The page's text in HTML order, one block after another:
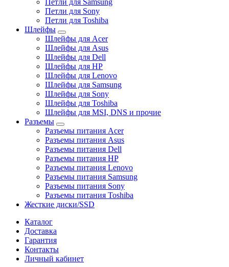
Петли для Sony
Петли для Toshiba
Шлейфы
Шлейфы для Acer
Шлейфы для Asus
Шлейфы для Dell
Шлейфы для HP
Шлейфы для Lenovo
Шлейфы для Samsung
Шлейфы для Sony
Шлейфы для Toshiba
Шлейфы для MSI, DNS и прочие
Разъемы
Разъемы питания Acer
Разъемы питания Asus
Разъемы питания Dell
Разъемы питания HP
Разъемы питания Lenovo
Разъемы питания Samsung
Разъемы питания Sony
Разъемы питания Toshiba
Жесткие диски/SSD
Каталог
Доставка
Гарантия
Контакты
Личный кабинет